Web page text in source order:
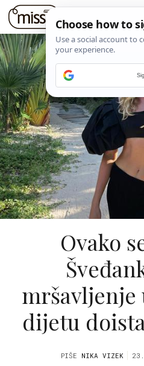
Ovako
mršavljenje
dijetu
PIŠE NIKA VIZEK